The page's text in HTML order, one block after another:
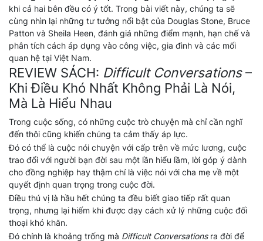
khi cả hai bên đều có ý tốt. Trong bài viết này, chúng ta sẽ
cùng nhìn lại những tư tưởng nổi bật của Douglas Stone, Bruce
Patton và Sheila Heen, đánh giá những điểm mạnh, hạn chế và
phân tích cách áp dụng vào công việc, gia đình và các mối
quan hệ tại Việt Nam.
REVIEW SÁCH: Difficult Conversations–
Khi Điều Khó Nhất Không Phải Là Nói,
Mà Là Hiểu Nhau
Trong cuộc sống, có những cuộc trò chuyện mà chỉ cần nghĩ
đến thôi cũng khiến chúng ta cảm thấy áp lực.
Đó có thể là cuộc nói chuyện với cấp trên về mức lương, cuộc
trao đổi với người bạn đời sau một lần hiểu lầm, lời góp ý dành
cho đồng nghiệp hay thậm chí là việc nói với cha mẹ về một
quyết định quan trọng trong cuộc đời.
Điều thú vị là hầu hết chúng ta đều biết giao tiếp rất quan
trọng, nhưng lại hiếm khi được dạy cách xử lý những cuộc đối
thoại khó khăn.
Đó chính là khoảng trống mà Difficult Conversationsra đời để